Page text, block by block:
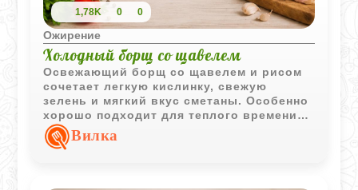
1,78K 0 0
Ожирение
Холодный борщ со щавелем
Освежающий борщ со щавелем и рисом
сочетает легкую кислинку, свежую
зелень и мягкий вкус сметаны. Особенно
хорошо подходит для теплого времени
года и легкого домашнего обеда.
Вилка